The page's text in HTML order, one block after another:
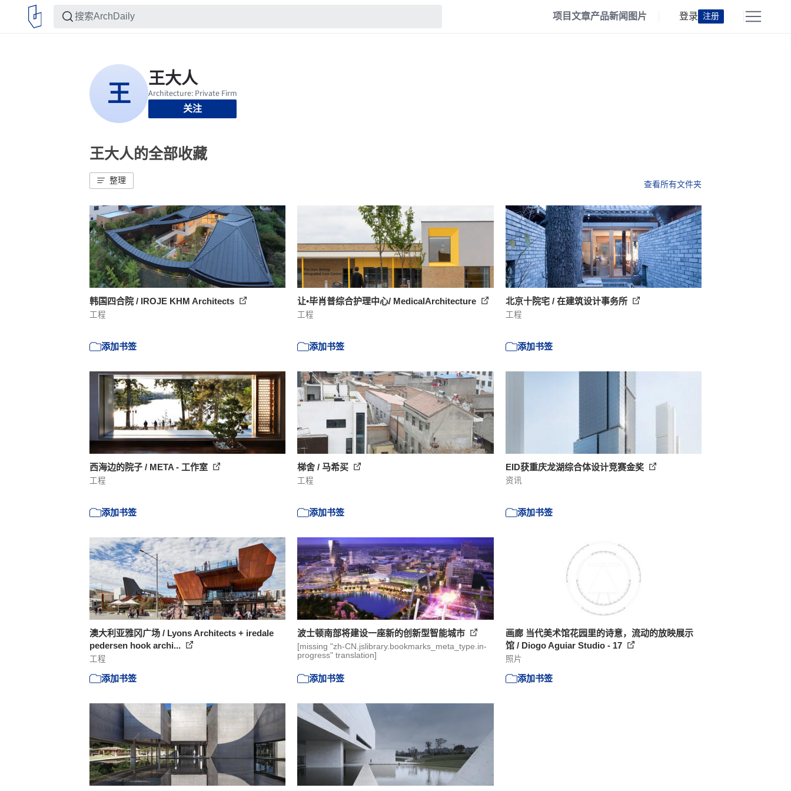
项目文章产品新闻 图片 登录 注册
关注
王大人的全部收藏
整理 查看所有文件夹
韩国四合院 / IROJE KHM Architects
工程
添加书签
让•毕肖普综合护理中心/ MedicalArchitecture
工程
添加书签
北京十院宅 / 在建筑设计事务所
工程
添加书签
西海边的院子 / META - 工作室
工程
添加书签
梯舍 / 马希买
工程
添加书签
EID获重庆龙湖综合体设计竞赛金奖
资讯
添加书签
澳大利亚雅冈广场 / Lyons Architects + iredale
pedersen hook archi...
工程
添加书签
波士顿南部将建设一座新的创新型智能城市
[missing "zh-CN.jslibrary.bookmarks_meta_type.in-
progress" translation]
添加书签
画廊 当代美术馆花园里的诗意，流动的放映展示
馆 / Diogo Aguiar Studio - 17
照片
添加书签